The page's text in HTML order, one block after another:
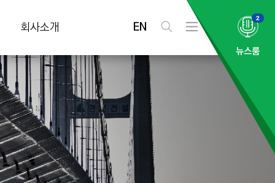
회사소개 EN
검
전
메
2
뉴스룸